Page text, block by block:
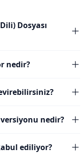
Dosyası
nedir?
nedir?
ediliyor?